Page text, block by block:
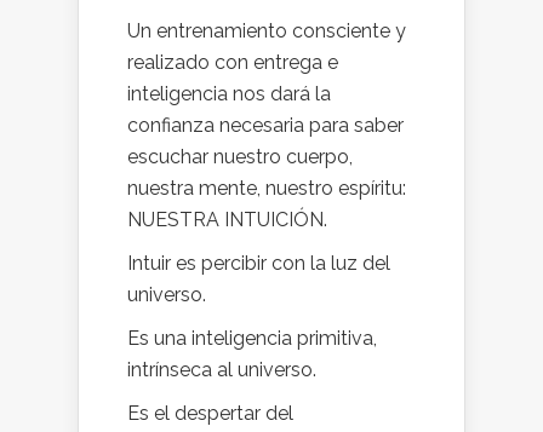
Un entrenamiento consciente y
realizado con entrega e
inteligencia nos dará la
confianza necesaria para saber
escuchar nuestro cuerpo,
nuestra mente, nuestro espíritu:
NUESTRA INTUICIÓN.
Intuir es percibir con la luz del
universo.
Es una inteligencia primitiva,
intrínseca al universo.
Es el despertar del